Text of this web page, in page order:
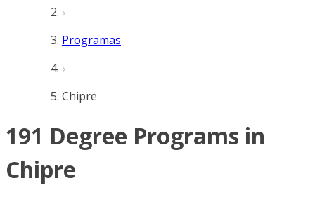
Programas
Chipre
191 Degree Programs in
Chipre